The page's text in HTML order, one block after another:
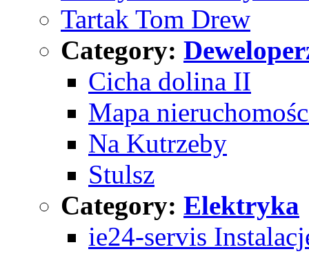
Tartak Tom Drew
Category:
Cicha dolina II
Mapa
Na Kutrzeby
Stulsz
Category: Elektryka
ie24-servis